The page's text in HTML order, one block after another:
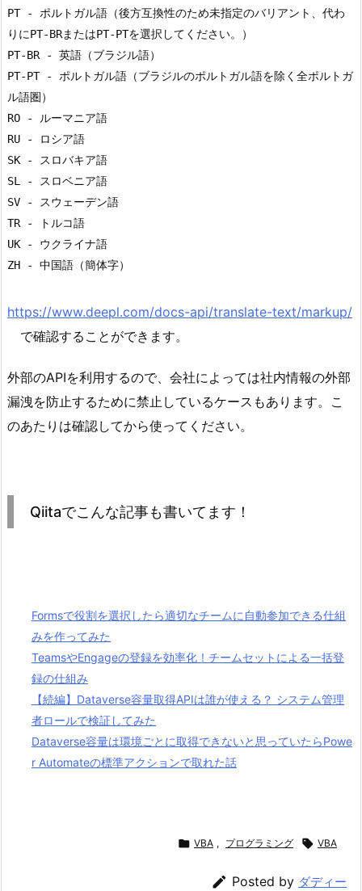
PT - ポルトガル語（後方互換性のため未指定のバリアント、代わ
りにPT-BRまたはPT-PTを選択してください。）
PT-BR - 英語（ブラジル語）
PT-PT - ポルトガル語（ブラジルのポルトガル語を除く全ポルトガ
ル語圏）
RO - ルーマニア語
RU - ロシア語
SK - スロバキア語
SL - スロベニア語
SV - スウェーデン語
TR - トルコ語
UK - ウクライナ語
https://www.deepl.com/docs-api/translate-text/markup/
で確認することができます。
外部のAPIを利用するので、会社によっては社内情報の外部
漏洩を防止するために禁止しているケースもあります。こ
のあたりは確認してから使ってください。
Qiitaでこんな記事も書いてます！
Formsで役割を選択したら適切なチームに自動参加できる仕組
みを作ってみた
TeamsやEngageの登録を効率化！チームセットによる一括登
録の仕組み
【続編】Dataverse容量取得APIは誰が使える？ システム管理
者ロールで検証してみた
Dataverse容量は環境ごとに取得できないと思っていたらPowe
r Automateの標準アクションで取れた話
 VBA , プログラミング  VBA
 Posted by ダディー